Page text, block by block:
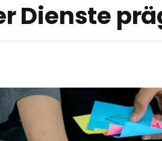
Dienste